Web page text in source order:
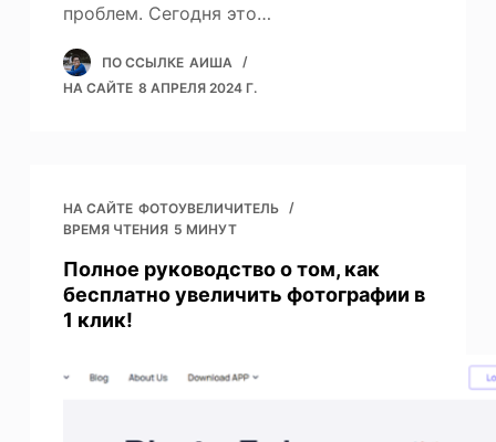
проблем. Сегодня это…
ПО ССЫЛКЕ АИША
НА САЙТЕ 8 АПРЕЛЯ 2024 Г.
НА САЙТЕ ФОТОУВЕЛИЧИТЕЛЬ
ВРЕМЯ ЧТЕНИЯ 5 МИНУТ
Полное руководство о том, как
бесплатно увеличить фотографии в
1 клик!